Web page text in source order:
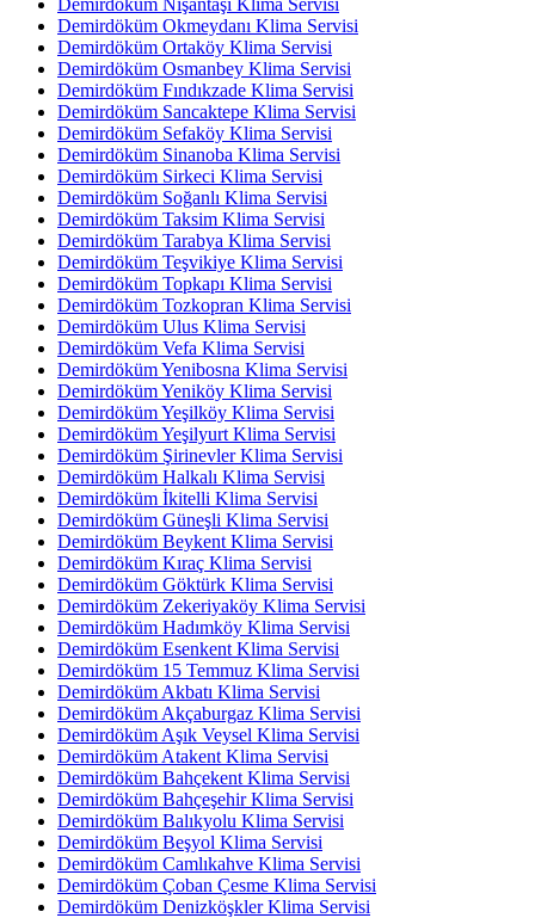
Demirdöküm Nişantaşı Klima Servisi
Demirdöküm Okmeydanı Klima Servisi
Demirdöküm Ortaköy Klima Servisi
Demirdöküm Osmanbey Klima Servisi
Demirdöküm Fındıkzade Klima Servisi
Demirdöküm Sancaktepe Klima Servisi
Demirdöküm Sefaköy Klima Servisi
Demirdöküm Sinanoba Klima Servisi
Demirdöküm Sirkeci Klima Servisi
Demirdöküm Soğanlı Klima Servisi
Demirdöküm Taksim Klima Servisi
Demirdöküm Tarabya Klima Servisi
Demirdöküm Teşvikiye Klima Servisi
Demirdöküm Topkapı Klima Servisi
Demirdöküm Tozkopran Klima Servisi
Demirdöküm Ulus Klima Servisi
Demirdöküm Vefa Klima Servisi
Demirdöküm Yenibosna Klima Servisi
Demirdöküm Yeniköy Klima Servisi
Demirdöküm Yeşilköy Klima Servisi
Demirdöküm Yeşilyurt Klima Servisi
Demirdöküm Şirinevler Klima Servisi
Demirdöküm Halkalı Klima Servisi
Demirdöküm İkitelli Klima Servisi
Demirdöküm Güneşli Klima Servisi
Demirdöküm Beykent Klima Servisi
Demirdöküm Kıraç Klima Servisi
Demirdöküm Göktürk Klima Servisi
Demirdöküm Zekeriyaköy Klima Servisi
Demirdöküm Hadımköy Klima Servisi
Demirdöküm Esenkent Klima Servisi
Demirdöküm 15 Temmuz Klima Servisi
Demirdöküm Akbatı Klima Servisi
Demirdöküm Akçaburgaz Klima Servisi
Demirdöküm Aşık Veysel Klima Servisi
Demirdöküm Atakent Klima Servisi
Demirdöküm Bahçekent Klima Servisi
Demirdöküm Bahçeşehir Klima Servisi
Demirdöküm Balıkyolu Klima Servisi
Demirdöküm Beşyol Klima Servisi
Demirdöküm Camlıkahve Klima Servisi
Demirdöküm Çoban Çesme Klima Servisi
Demirdöküm Denizköşkler Klima Servisi